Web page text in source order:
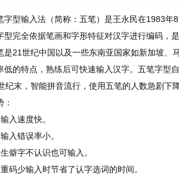
字型输入法（简称：五笔）是王永民在1983年
型完全依据笔画和字形特征对汉字进行编码，
是21世纪中国以及一些东南亚国家如新加坡、
低的特点，熟练后可快速输入汉字。五笔字型
纪末，智能拼音流行，使用五笔的人数急剧下降
：
入速度快。
入错误率小。
僻字不认识也可输入。
码少输入时节省了认字选词的时间。